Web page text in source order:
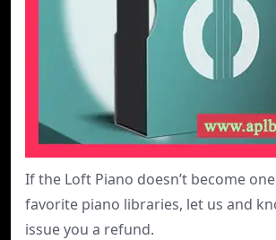
If the Loft Piano doesn’t become
favorite piano libraries, let us and
issue you a refund.